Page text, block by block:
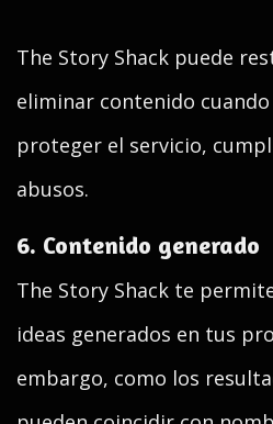
The Story Shack puede
eliminar contenido
proteger el servicio,
abusos.
6. Contenido generado
The Story Shack te
ideas generados en tus
embargo, como los